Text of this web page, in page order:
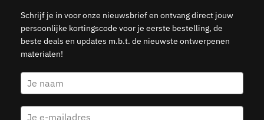
Schrijf je in voor onze nieuwsbrief en ontvang direct jouw
persoonlijke kortingscode voor je eerste bestelling, de
beste deals en updates m.b.t. de nieuwste ontwerpenen
materialen!